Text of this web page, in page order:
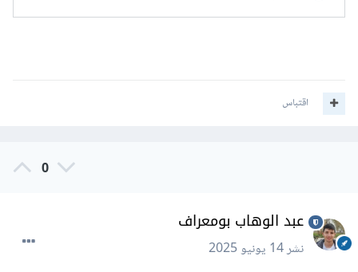
اقتباس
0
عبد الوهاب بومعراف
نشر14 يونيو 2025